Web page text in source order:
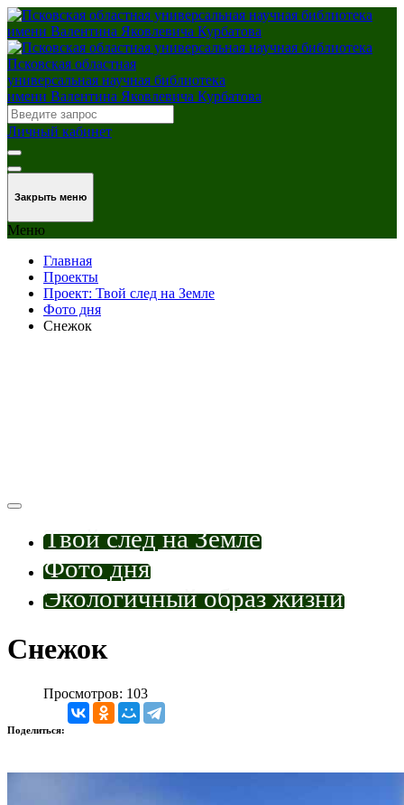
Псковская областная
универсальная научная библиотека
имени Валентина Яковлевича Курбатова
Личный кабинет
Закрыть меню
Меню
Главная
Проекты
Проект: Твой след на Земле
Фото дня
Снежок
Твой след на Земле
Фото дня
Экологичный образ жизни
Снежок
Просмотров: 103
Поделиться: